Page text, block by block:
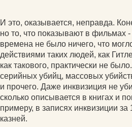
И это, оказывается, неправда.
но то, что показывают в фильмах
времена не было ничего, что
действиями таких людей, как
как такового, практически не
серийных убийц, массовых
и прочего. Даже инквизиция не
сколько описывается в книгах и
примеру, в записях инквизиции за
казней.